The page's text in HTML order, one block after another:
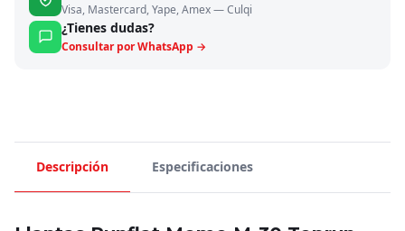
Visa, Mastercard, Yape, Amex — Culqi
¿Tienes dudas?
Consultar por WhatsApp →
Descripción Especificaciones